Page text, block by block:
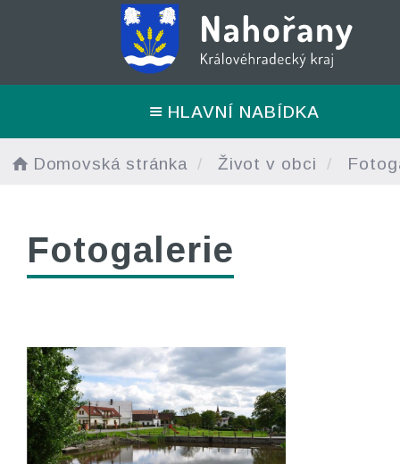
HLAVNÍ NABÍDKA
Domovská stránka Život v obci
Fotogalerie